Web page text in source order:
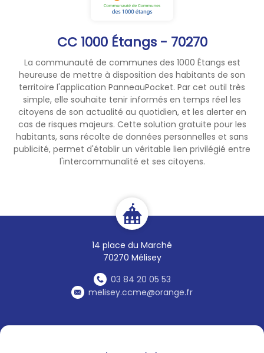
CC 1000 Étangs - 70270
La communauté de communes des 1000 Étangs est
heureuse de mettre à disposition des habitants de son
territoire l'application PanneauPocket. Par cet outil très
simple, elle souhaite tenir informés en temps réel les
citoyens de son actualité au quotidien, et les alerter en
cas de risques majeurs. Cette solution gratuite pour les
habitants, sans récolte de données personnelles et sans
publicité, permet d'établir un véritable lien privilégié entre
l'intercommunalité et ses citoyens.
14 place du Marché
70270 Mélisey
03 84 20 05 53
melisey.ccme@orange.fr